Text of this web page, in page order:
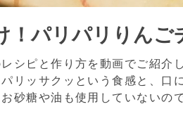
！パリパリりんご
レシピと作り方を動画でご紹介
リッサクッという食感と、口
砂糖や油も使用していないの